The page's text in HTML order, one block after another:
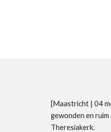
[Maastricht | 04
gewonden en
Theresiakerk.